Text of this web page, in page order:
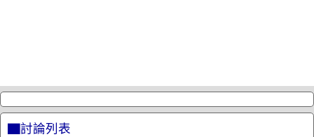
▇討論列表